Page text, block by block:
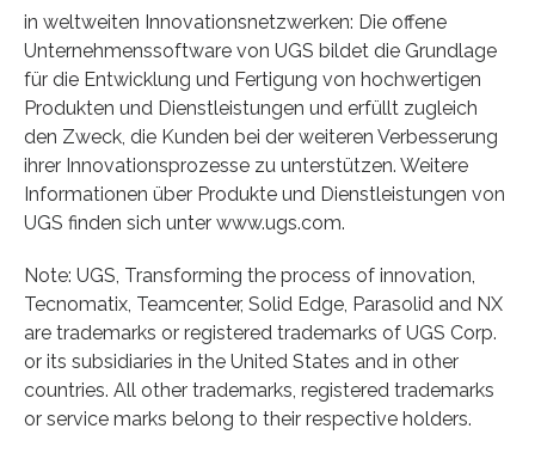
in weltweiten Innovationsnetzwerken: Die offene
Unternehmenssoftware von UGS bildet die Grundlage
für die Entwicklung und Fertigung von hochwertigen
Produkten und Dienstleistungen und erfüllt zugleich
den Zweck, die Kunden bei der weiteren Verbesserung
ihrer Innovationsprozesse zu unterstützen. Weitere
Informationen über Produkte und Dienstleistungen von
UGS finden sich unter www.ugs.com.
Note: UGS, Transforming the process of innovation,
Tecnomatix, Teamcenter, Solid Edge, Parasolid and NX
are trademarks or registered trademarks of UGS Corp.
or its subsidiaries in the United States and in other
countries. All other trademarks, registered trademarks
or service marks belong to their respective holders.